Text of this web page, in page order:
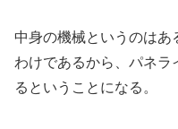
中身の機械というのはあ
わけであるから、パネラ
るということになる。